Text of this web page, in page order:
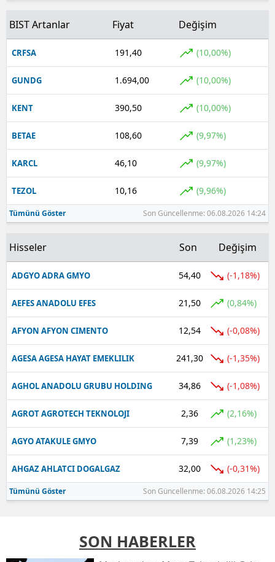
BIST Artanlar Fiyat Değişim
CRFSA 191,40 (10,00%)
GUNDG 1.694,00 (10,00%)
KENT 390,50 (10,00%)
BETAE 108,60 (9,97%)
KARCL 46,10 (9,97%)
TEZOL 10,16 (9,96%)
Tümünü Göster Son Güncellenme: 06.08.2026 14:24
Hisseler Son Değişim
ADGYO ADRA GMYO 54,40 (-1,18%)
AEFES ANADOLU EFES 21,50 (0,84%)
AFYON AFYON CIMENTO 12,54 (-0,08%)
AGESA AGESA HAYAT EMEKLILIK 241,30 (-1,35%)
AGHOL ANADOLU GRUBU HOLDING 34,86 (-1,08%)
AGROT AGROTECH TEKNOLOJI 2,36 (2,16%)
AGYO ATAKULE GMYO 7,39 (1,23%)
AHGAZ AHLATCI DOGALGAZ 32,00 (-0,31%)
Tümünü Göster Son Güncellenme: 06.08.2026 14:25
SON HABERLER